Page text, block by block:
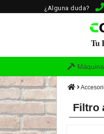
¿Alguna duda?
Tu
Filtro